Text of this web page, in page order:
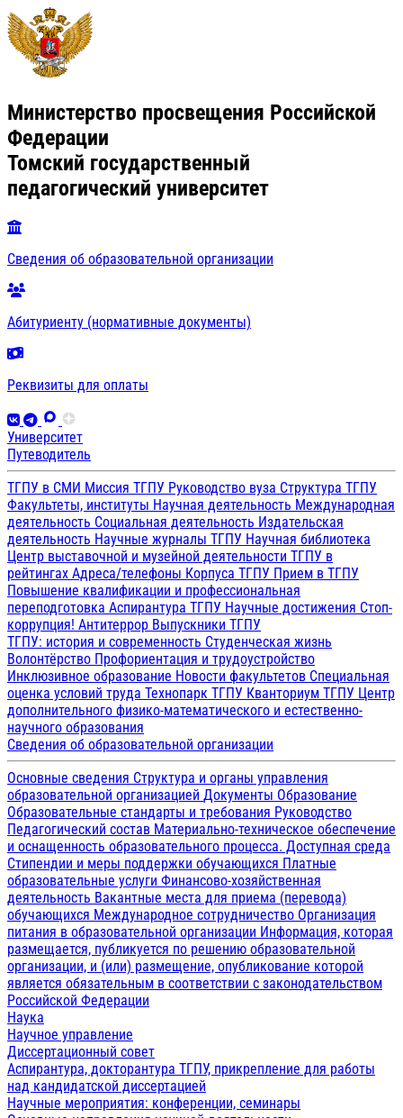
Министерство просвещения Российской
Федерации
Томский государственный
педагогический университет
Сведения об образовательной организации
Абитуриенту (нормативные документы)
Реквизиты для оплаты
Университет
Путеводитель
ТГПУ в СМИ Миссия ТГПУ Руководство вуза Структура ТГПУ
Факультеты, институты Научная деятельность Международная
деятельность Социальная деятельность Издательская
деятельность Научные журналы ТГПУ Научная библиотека
Центр выставочной и музейной деятельности ТГПУ в
рейтингах Адреса/телефоны Корпуса ТГПУ Прием в ТГПУ
Повышение квалификации и профессиональная
переподготовка Аспирантура ТГПУ Научные достижения Стоп-
коррупция! Антитеррор Выпускники ТГПУ
ТГПУ: история и современность Студенческая жизнь
Волонтёрство Профориентация и трудоустройство
Инклюзивное образование Новости факультетов Специальная
оценка условий труда Технопарк ТГПУ Кванториум ТГПУ Центр
дополнительного физико-математического и естественно-
научного образования
Сведения об образовательной организации
Основные сведения Структура и органы управления
образовательной организацией Документы Образование
Образовательные стандарты и требования Руководство
Педагогический состав Материально-техническое обеспечение
и оснащенность образовательного процесса. Доступная среда
Стипендии и меры поддержки обучающихся Платные
образовательные услуги Финансово-хозяйственная
деятельность Вакантные места для приема (перевода)
обучающихся Международное сотрудничество Организация
питания в образовательной организации Информация, которая
размещается, публикуется по решению образовательной
организации, и (или) размещение, опубликование которой
является обязательным в соответствии с законодательством
Российской Федерации
Наука
Научное управление
Диссертационный совет
Аспирантура, докторантура ТГПУ, прикрепление для работы
над кандидатской диссертацией
Научные мероприятия: конференции, семинары